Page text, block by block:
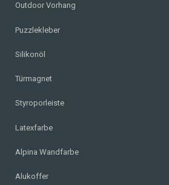
Outdoor Vorhang
Puzzlekleber
Silikonöl
Türmagnet
Styroporleiste
Latexfarbe
Alpina Wandfarbe
Alukoffer